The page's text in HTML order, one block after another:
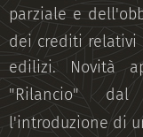
parziale e
dei crediti relativi
edilizi. Novità
"Rilancio" dal
l'introduzione di